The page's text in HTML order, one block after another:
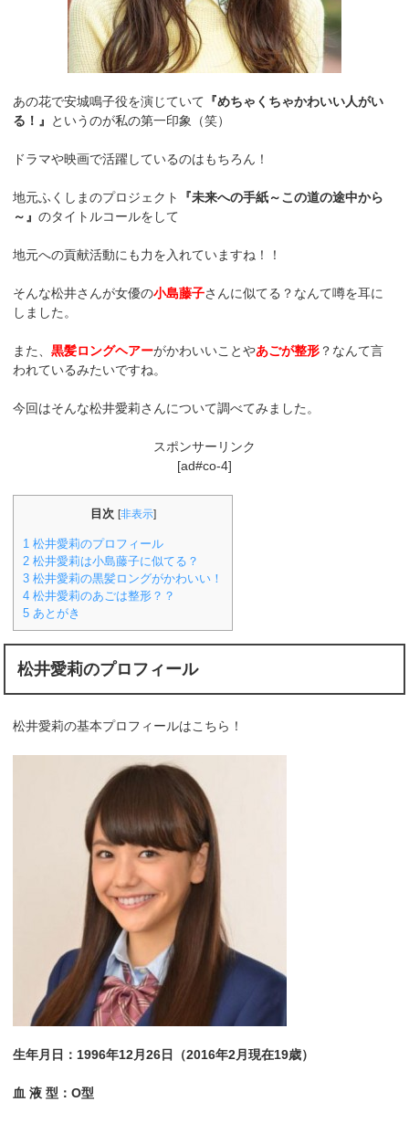
あの花で安城鳴子役を演じていて 『めちゃくちゃかわいい人がい
る！』 というのが私の第一印象（笑）
ドラマや映画で活躍しているのはもちろん！
地元ふくしまのプロジェクト
『未来への手紙～この道の途中から
～』のタイトルコールをして
地元への貢献活動にも力を入れていますね！！
そんな松井さんが女優の小島藤子さんに似てる？なんて噂を耳に
しました。
また、黒髪ロングヘアーがかわいいことやあごが整形 ？なんて言
われているみたいですね。
今回はそんな松井愛莉さんについて調べてみました。
スポンサーリンク
[ad#co-4]
目次 [非表示]
1 松井愛莉のプロフィール
2 松井愛莉は小島藤子に似てる？
3 松井愛莉の黒髪ロングがかわいい！
4 松井愛莉のあごは整形？？
5 あとがき
松井愛莉のプロフィール
松井愛莉の基本プロフィールはこちら！
生年月日：1996年12月26日（2016年2月現在19歳）
血 液 型：O型